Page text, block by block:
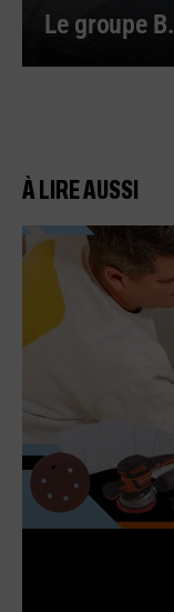
Le groupe
À LIRE AUSSI